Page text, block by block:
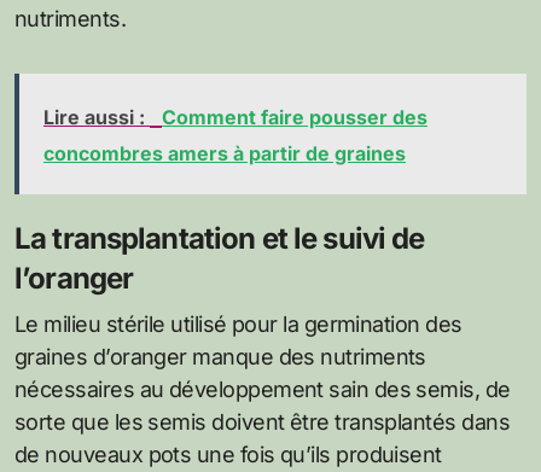
nutriments.
Lire aussi :
Comment faire pousser des
concombres amers à partir de graines
La transplantation et le suivi de
l’oranger
Le milieu stérile utilisé pour la germination des
graines d’oranger manque des nutriments
nécessaires au développement sain des semis, de
sorte que les semis doivent être transplantés dans
de nouveaux pots une fois qu’ils produisent